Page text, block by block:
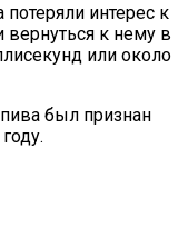
интерес к
к нему в
или около
был признан